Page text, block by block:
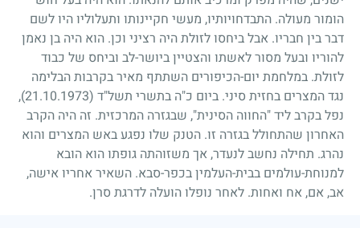
הומור מעולה. התבדחויותיו, מעשי חקיינותו ותעלוליו היו לשם
דבר בין חבריו. אבל ביחסו לזולת היה רציני וכן. הוא היה בן נאמן
להוריו ובעל מסור לאשתו והצטיין ביושר-לב וביחס של כבוד
לזולת. במלחמת יום-הכיפורים השתתף מאיר בקרבות הבלימה
נגד המצרים בחזית סיני. ביום כ"ה בתשרי תשל"ד (21.10.1973)
,
נפל בקרב ליד "החווה הסינית", שבגזרה המרכזית. זה היה הקרב
האחרון שהתחולל בגזרה זו. הטנק שלו נפגע באש המצרים והוא
נהרג. תחילה נחשב לנעדר, אך משזוהתה גופתו הוא הובא
למנוחת-עולמים בבית-העלמין בכפר-סבא. השאיר אחריו אישה,
אב, אם, אח ואחות. לאחר נופלו הועלה לדרגת סרן.